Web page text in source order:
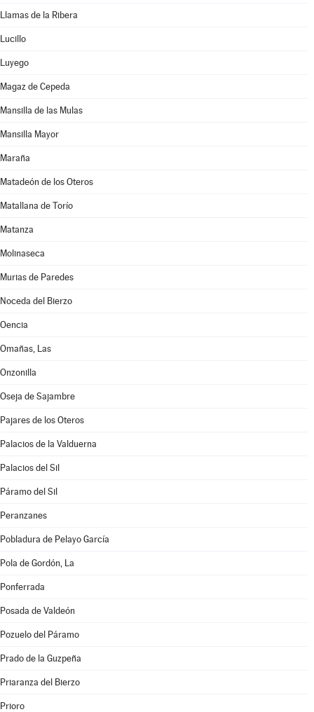
Llamas de la Ribera
Lucillo
Luyego
Magaz de Cepeda
Mansilla de las Mulas
Mansilla Mayor
Maraña
Matadeón de los Oteros
Matallana de Torío
Matanza
Molinaseca
Murias de Paredes
Noceda del Bierzo
Oencia
Omañas, Las
Onzonilla
Oseja de Sajambre
Pajares de los Oteros
Palacios de la Valduerna
Palacios del Sil
Páramo del Sil
Peranzanes
Pobladura de Pelayo García
Pola de Gordón, La
Ponferrada
Posada de Valdeón
Pozuelo del Páramo
Prado de la Guzpeña
Priaranza del Bierzo
Prioro